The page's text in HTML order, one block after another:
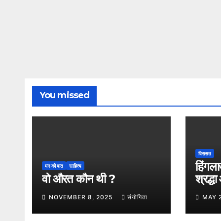
You missed
मन की बात साहित्य
वो औरत कौन थी ?
NOVEMBER 8, 2025 संयोगिता
विरासत
काMAY